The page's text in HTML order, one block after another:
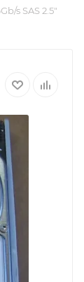
s SAS 2.5"